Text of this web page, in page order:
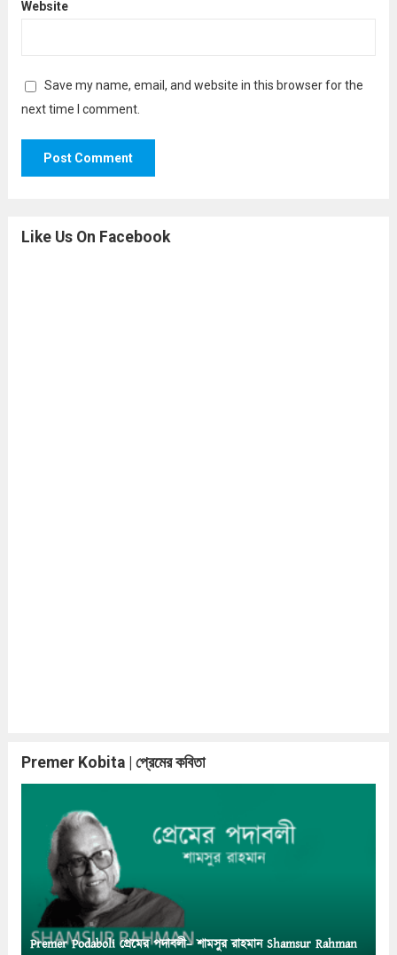
Website
Save my name, email, and website in this browser for the
next time I comment.
Like Us On Facebook
Premer Kobita | প্রেমের কবিতা
Premer Podaboli প্রেমের পদাবলী– শামসুর রাহমান Shamsur Rahman